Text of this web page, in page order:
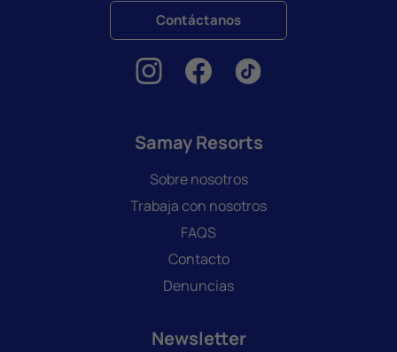
Contáctanos
Samay Resorts
Sobre nosotros
Trabaja con nosotros
FAQS
Contacto
Denuncias
Newsletter